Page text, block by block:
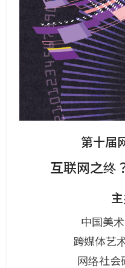
第十届
互联网之终
中国美
跨媒体艺
网络社会